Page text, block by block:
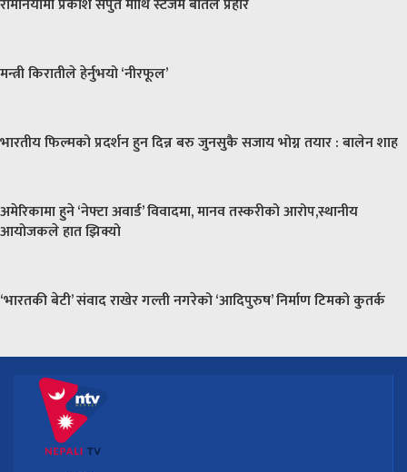
रोमनियामा प्रकाश सपुत माथि स्टेजमै बोतल प्रहार
मन्त्री किरातीले हेर्नुभयो ‘नीरफूल’
भारतीय फिल्मको प्रदर्शन हुन दिन्न बरु जुनसुकै सजाय भोग्न तयार : बालेन शाह
अमेरिकामा हुने ‘नेफ्टा अवार्ड’ विवादमा, मानव तस्करीको आरोप,स्थानीय
आयोजकले हात झिक्यो
‘भारतकी बेटी’ संवाद राखेर गल्ती नगरेको ‘आदिपुरुष’ निर्माण टिमको कुतर्क